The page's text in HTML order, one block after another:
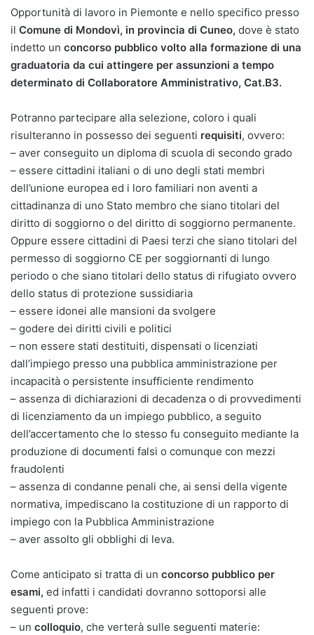
Opportunità di lavoro in Piemonte e nello specifico presso
il Comune di Mondovì, in provincia di Cuneo, dove è stato
indetto un concorso pubblico volto alla formazione di una
graduatoria da cui attingere per assunzioni a tempo
determinato di Collaboratore Amministrativo, Cat.B3.
Potranno partecipare alla selezione, coloro i quali
risulteranno in possesso dei seguenti requisiti, ovvero:
– aver conseguito un diploma di scuola di secondo grado
– essere cittadini italiani o di uno degli stati membri
dell’unione europea ed i loro familiari non aventi a
cittadinanza di uno Stato membro che siano titolari del
diritto di soggiorno o del diritto di soggiorno permanente.
Oppure essere cittadini di Paesi terzi che siano titolari del
permesso di soggiorno CE per soggiornanti di lungo
periodo o che siano titolari dello status di rifugiato ovvero
dello status di protezione sussidiaria
– essere idonei alle mansioni da svolgere
– godere dei diritti civili e politici
– non essere stati destituiti, dispensati o licenziati
dall’impiego presso una pubblica amministrazione per
incapacità o persistente insufficiente rendimento
– assenza di dichiarazioni di decadenza o di provvedimenti
di licenziamento da un impiego pubblico, a seguito
dell’accertamento che lo stesso fu conseguito mediante la
produzione di documenti falsi o comunque con mezzi
fraudolenti
– assenza di condanne penali che, ai sensi della vigente
normativa, impediscano la costituzione di un rapporto di
impiego con la Pubblica Amministrazione
– aver assolto gli obblighi di leva.
Come anticipato si tratta di un concorso pubblico per
esami, ed infatti i candidati dovranno sottoporsi alle
seguenti prove:
– un colloquio, che verterà sulle seguenti materie: